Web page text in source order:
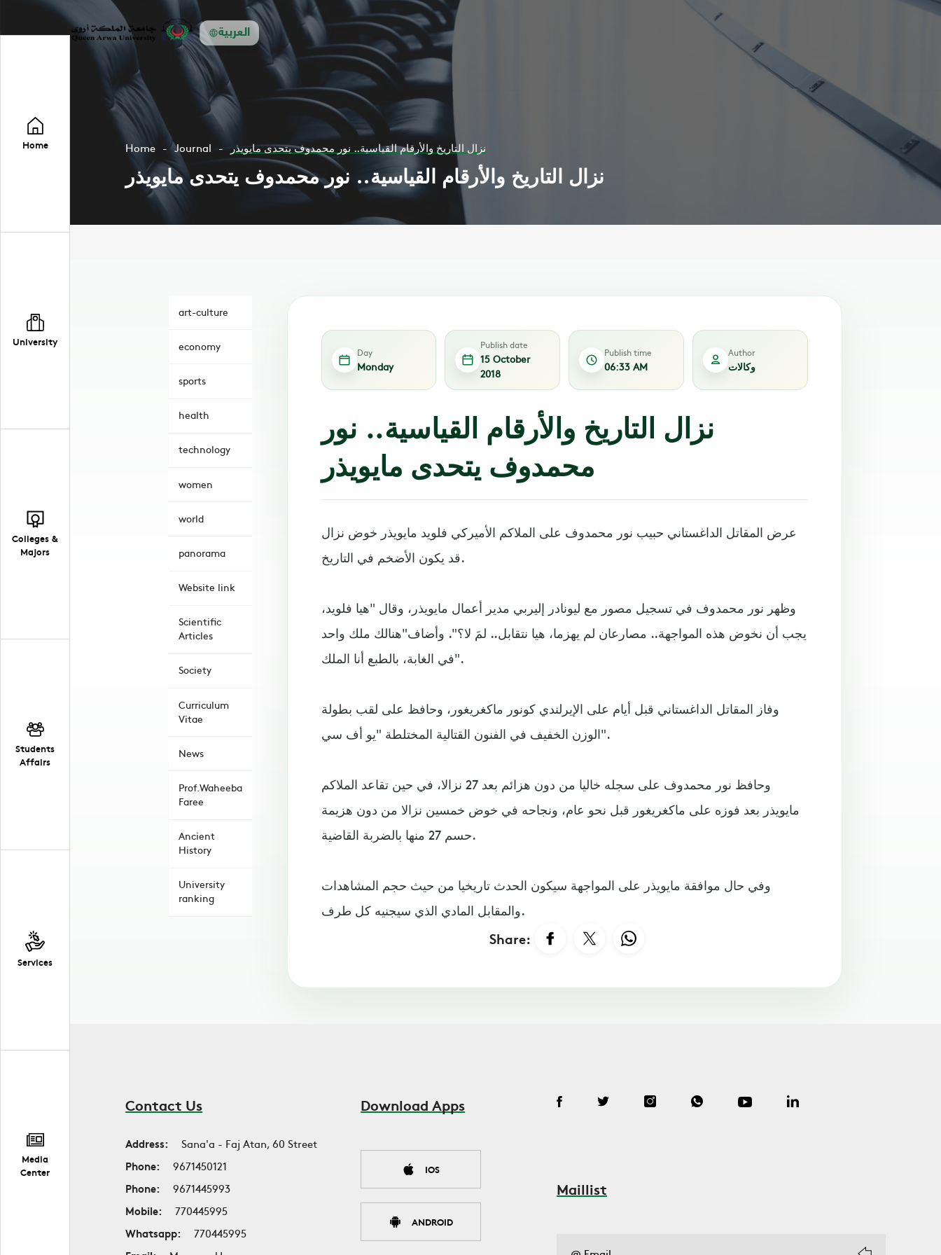
العربية
Home
University
Colleges &
Majors
Students
Affairs
Services
Media
Center
Home Journal نزال التاريخ والأرقام القياسية.. نور محمدوف يتحدى مايويذر
نزال التاريخ والأرقام القياسية.. نور محمدوف يتحدى مايويذر
art-culture
economy
sports
health
technology
women
world
panorama
Website link
Scientific
Articles
Society
Curriculum
Vitae
News
Prof.Waheeba
Faree
Ancient
History
University
ranking
Day
Monday
Publish date
15 October
2018
Publish time
06:33 AM
Author
وكالات
نزال التاريخ والأرقام القياسية.. نور
محمدوف يتحدى مايويذر
عرض المقاتل الداغستاني حبيب نور محمدوف على الملاكم الأميركي فلويد مايويذر خوض نزال
قد يكون الأضخم في التاريخ.
وظهر نور محمدوف في تسجيل مصور مع ليونادر إليربي مدير أعمال مايويذر، وقال "هيا فلويد،
يجب أن نخوض هذه المواجهة.. مصارعان لم يهزما، هيا نتقابل.. لمَ لا؟". وأضاف"هنالك ملك واحد
في الغابة، بالطبع أنا الملك".
وفاز المقاتل الداغستاني قبل أيام على الإيرلندي كونور ماكغريغور، وحافظ على لقب بطولة
الوزن الخفيف في الفنون القتالية المختلطة "يو أف سي".
وحافظ نور محمدوف على سجله خاليا من دون هزائم بعد 27 نزالا، في حين تقاعد الملاكم
مايويذر بعد فوزه على ماكغريغور قبل نحو عام، ونجاحه في خوض خمسين نزالا من دون هزيمة
حسم 27 منها بالضربة القاضية.
وفي حال موافقة مايويذر على المواجهة سيكون الحدث تاريخيا من حيث حجم المشاهدات
والمقابل المادي الذي سيجنيه كل طرف.
Share:
Contact Us
Address:
Sana'a - Faj Atan, 60 Street
Phone:
9671450121
Phone:
9671445993
Mobile:
770445995
Whatsapp:
770445995
Download Apps
IOS
ANDROID
Maillist